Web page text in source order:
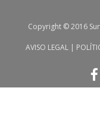
Copyright © 2016
AVISO LEGAL|